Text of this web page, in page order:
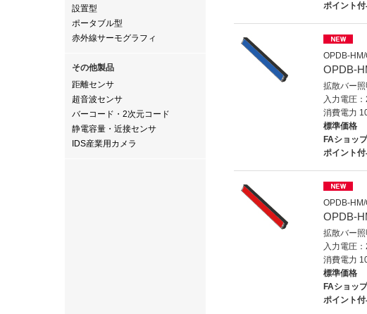
設置型
ポータブル型
赤外線サーモグラフィ
その他製品
距離センサ
超音波センサ
バーコード・2次元コード
静電容量・近接センサ
IDS産業用カメラ
ポイント
OPDB-
OPDB-
拡散バー
入力電圧
消費電力
標準価格
FAショッ
ポイント
OPDB-
OPDB-
拡散バー
入力電圧
消費電力
標準価格
FAショッ
ポイント